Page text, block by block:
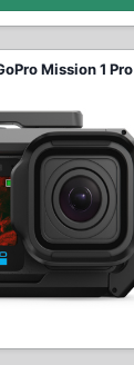
Mission 1 Pro